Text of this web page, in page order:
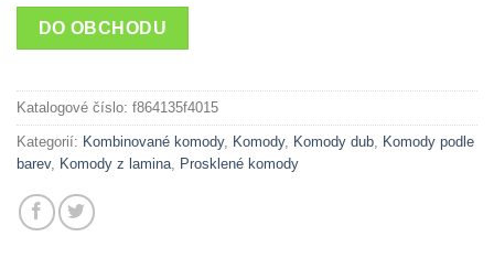
DO OBCHODU
Katalogové číslo: f864135f4015
Kategorií: Kombinované komody, Komody, Komody dub Komody podle
barev, Komody z lamina Prosklené komody